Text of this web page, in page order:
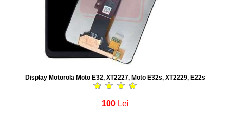
Display Motorola Moto E32, XT2227, Moto E32s, XT2229, E22s
100 Lei